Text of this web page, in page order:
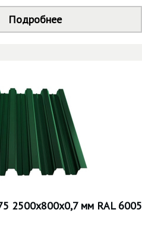
Подробнее
2500х800х0,7 мм RAL 6005